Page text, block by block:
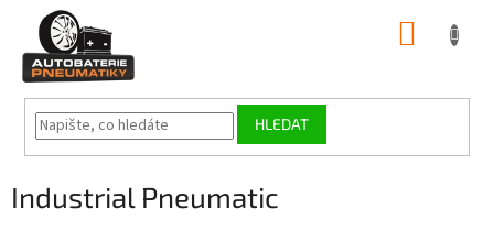
obsah
HLEDAT
Industrial Pneumatic